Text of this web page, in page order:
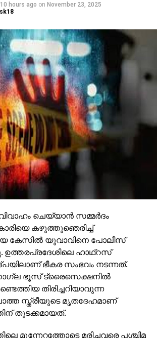
10 hours ago on November 23, 2025
ചെയ്യാന്‍ സമ്മര്‍ദം
കഴുത്തുഞെരിച്ച്
കേസില്‍ യുവാവിനെ പോലീസ്
ഉത്തരപ്രദേശിലെ ഹാഥ്‌റസ്
ഭീകര സംഭവം നടന്നത്.
ഭൂസ് ട്രൈസെക്ഷനില്‍
തിരിച്ചറിയാവുന്ന
സ്ത്രീയുടെ മൃതദേഹമാണ്
തുടക്കമായത്.
മുന്നേറ്റത്തോടെ മരിച്ചവരെ പശ്ചിമ